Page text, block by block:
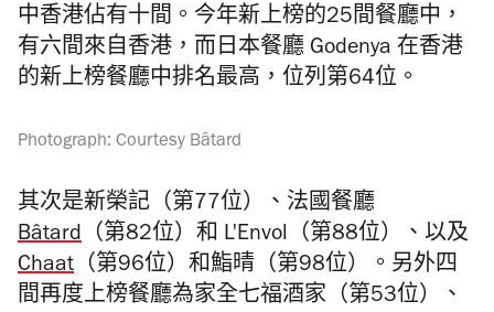
中香港佔有十間。 今年新上榜的25間餐廳中，
有六間來自香港，而 日本餐廳 Godenya 在香港
的新上榜餐廳中排名最高，位列第64位。
Photograph: Courtesy Bâtard
其次是新榮記（第 77 位）、法國餐廳
Bâtard （第82位）和 L'Envol（第88位）、以及
Chaat （第96位）和鮨晴（第98位）。另外四
間再度上榜餐廳為家全七福酒家（第53位）、